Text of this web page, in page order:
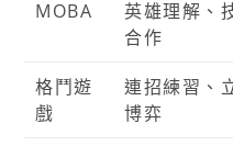
MOBA
英雄理解、
合作
格鬥遊
戲
連招練習、
博弈